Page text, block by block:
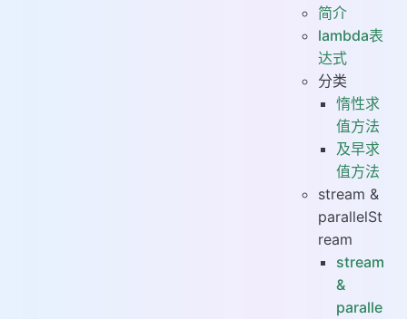
# flatMap
# distinct
# count
# Match
# 内置四大函数接口
# 参考资料
简介
lambda表
达式
分类
惰性求
值方法
及早求
值方法
stream &
parallelSt
ream
stream
&
paralle